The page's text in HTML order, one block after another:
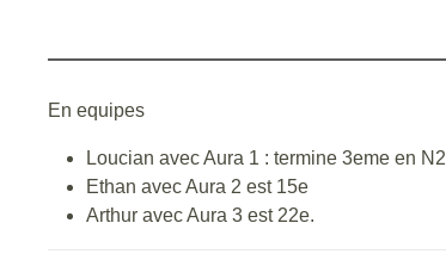
En equipes
Loucian avec Aura 1 : termine 3eme en N2
Ethan avec Aura 2 est 15e
Arthur avec Aura 3 est 22e.